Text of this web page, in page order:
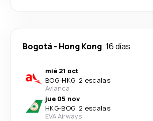
Bogotá- Hong Kong 16 días
mié 21 oct
BOG-HKG· 2 escalas
Avianca
jue 05 nov
HKG-BOG· 2 escalas
EVA Airways